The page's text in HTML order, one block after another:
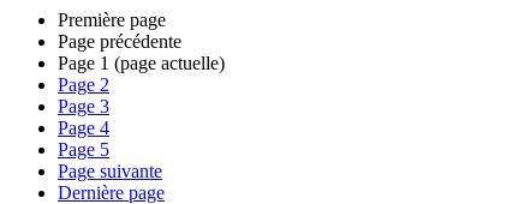
Première page
Page précédente
Page 1 (page actuelle)
Page 2
Page 3
Page 4
Page 5
Page suivante
Dernière page